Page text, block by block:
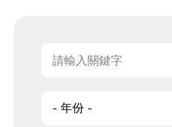
- 年份 -